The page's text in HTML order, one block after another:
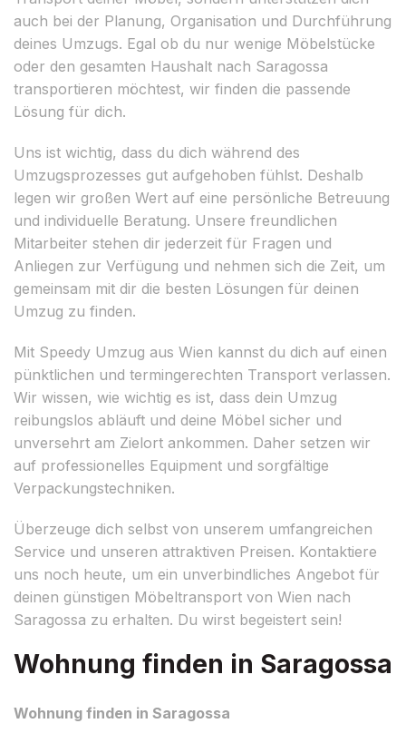
auch bei der Planung, Organisation und Durchführung
deines Umzugs. Egal ob du nur wenige Möbelstücke
oder den gesamten Haushalt nach Saragossa
transportieren möchtest, wir finden die passende
Lösung für dich.
Uns ist wichtig, dass du dich während des
Umzugsprozesses gut aufgehoben fühlst. Deshalb
legen wir großen Wert auf eine persönliche Betreuung
und individuelle Beratung. Unsere freundlichen
Mitarbeiter stehen dir jederzeit für Fragen und
Anliegen zur Verfügung und nehmen sich die Zeit, um
gemeinsam mit dir die besten Lösungen für deinen
Umzug zu finden.
Mit Speedy Umzug aus Wien kannst du dich auf einen
pünktlichen und termingerechten Transport verlassen.
Wir wissen, wie wichtig es ist, dass dein Umzug
reibungslos abläuft und deine Möbel sicher und
unversehrt am Zielort ankommen. Daher setzen wir
auf professionelles Equipment und sorgfältige
Verpackungstechniken.
Überzeuge dich selbst von unserem umfangreichen
Service und unseren attraktiven Preisen. Kontaktiere
uns noch heute, um ein unverbindliches Angebot für
deinen günstigen Möbeltransport von Wien nach
Saragossa zu erhalten. Du wirst begeistert sein!
Wohnung finden in Saragossa
Wohnung finden in Saragossa